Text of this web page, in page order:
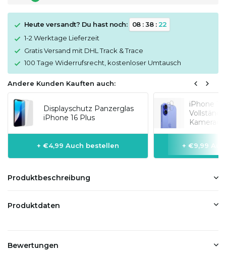
Heute versandt? Du hast noch: 08 :38 :21
1-2 Werktage Lieferzeit
Gratis Versand mit DHL Track & Trace
100 Tage Widerrufsrecht, kostenloser Umtausch
Andere Kunden Kauften auch:
Displayschutz Panzerglas
iPhone 16 Plus
+ €4,99 Auch bestellen
iPhone 16
+ €9,99
Produktbeschreibung
Produktdaten
Bewertungen